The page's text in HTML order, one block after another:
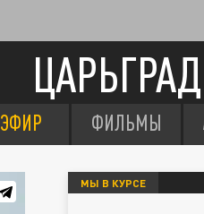
ЦАРЬГРАД
ЭФИР ФИЛЬМЫ
МЫ В КУРСЕ